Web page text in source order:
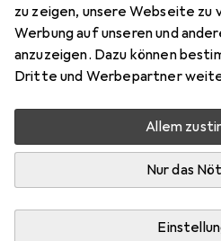
zu zeigen, unsere Webseite zu
Werbung auf unseren und
anzuzeigen. Dazu können
Dritte und Werbepartner
Allem
Nur das
Aktuell nicht lieferbar
Benachrichtigen, wenn
Vergleichen